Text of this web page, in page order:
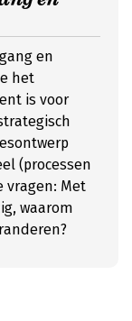
en
het
is voor
(processen
vragen: Met
waarom